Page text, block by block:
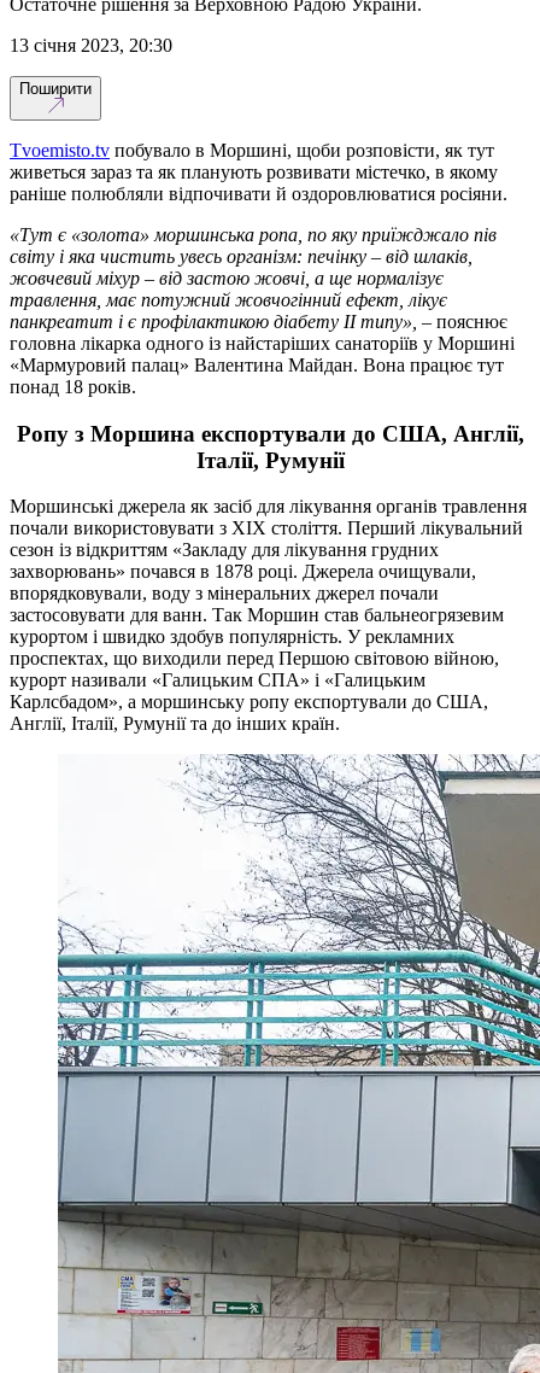
13 січня 2023, 20:30
Поширити
Tvoemisto.tv побувало в Моршині, щоби розповісти, як тут
живеться зараз та як планують розвивати містечко, в якому
раніше полюбляли відпочивати й оздоровлюватися росіяни.
«Тут є «золота» моршинська ропа, по яку приїжджало пів
світу і яка чистить увесь організм: печінку – від шлаків,
жовчевий міхур – від застою жовчі, а ще нормалізує
травлення, має потужний жовчогінний ефект, лікує
панкреатит і є профілактикою діабету II типу», – пояснює
головна лікарка одного із найстаріших санаторіїв у Моршині
«Мармуровий палац» Валентина Майдан. Вона працює тут
понад 18 років.
Ропу з Моршина експортували до США, Англії,
Італії, Румунії
Моршинські джерела як засіб для лікування органів травлення
почали використовувати з XIX століття. Перший лікувальний
сезон із відкриттям «Закладу для лікування грудних
захворювань» почався в 1878 році. Джерела очищували,
впорядковували, воду з мінеральних джерел почали
застосовувати для ванн. Так Моршин став бальнеогрязевим
курортом і швидко здобув популярність. У рекламних
проспектах, що виходили перед Першою світовою війною,
курорт називали «Галицьким СПА» і «Галицьким
Карлсбадом», а моршинську ропу експортували до США,
Англії, Італії, Румунії та до інших країн.